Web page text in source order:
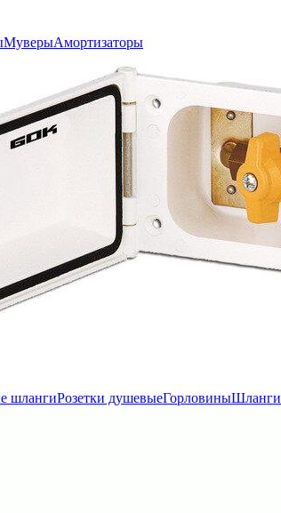
МуверыАмортизаторы
шлангиРозетки душевыеГорловиныШланги